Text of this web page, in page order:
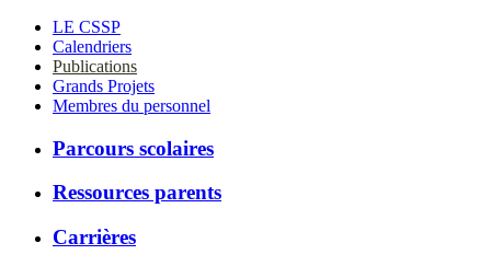
LE CSSP
Calendriers
Publications
Grands Projets
Membres du personnel
Parcours scolaires
Ressources parents
Carrières